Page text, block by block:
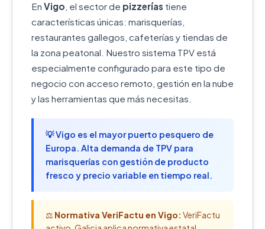
En Vigo , el sector de pizzerías tiene
características únicas: marisquerías,
restaurantes gallegos, cafeterías y tiendas de
la zona peatonal. Nuestro sistema TPV está
especialmente configurado para este tipo de
negocio con acceso remoto, gestión en la nube
y las herramientas que más necesitas.
💡 Vigo es el mayor puerto pesquero de
Europa. Alta demanda de TPV para
marisquerías con gestión de producto
fresco y precio variable en tiempo real.
⚖️ Normativa VeriFactu en Vigo: VeriFactu